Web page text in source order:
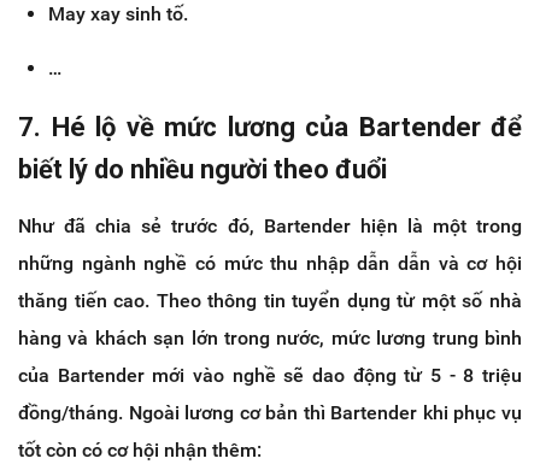
May xay sinh tố.
…
7. Hé lộ về mức lương của Bartender để
biết lý do nhiều người theo đuổi
Như đã chia sẻ trước đó, Bartender hiện là một trong
những ngành nghề có mức thu nhập dẫn dẫn và cơ hội
thăng tiến cao. Theo thông tin tuyển dụng từ một số nhà
hàng và khách sạn lớn trong nước, mức lương trung bình
của Bartender mới vào nghề sẽ dao động từ 5 - 8 triệu
đồng/tháng. Ngoài lương cơ bản thì Bartender khi phục vụ
tốt còn có cơ hội nhận thêm: